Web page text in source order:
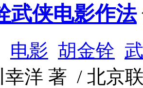
武侠电影作法
电影 胡金铨
幸洋 著 / 北京